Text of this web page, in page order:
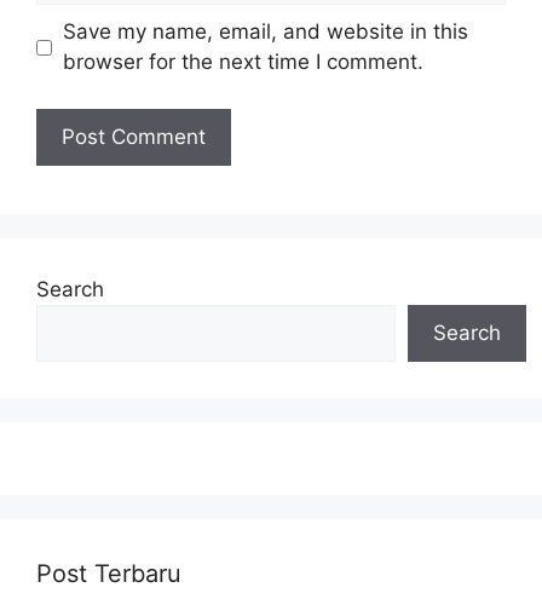
Save my name, email, and website in this
browser for the next time I comment.
Search
Search
Post Terbaru